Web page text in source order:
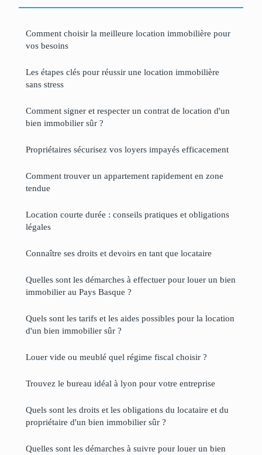
Comment choisir la meilleure location immobilière pour
vos besoins
Les étapes clés pour réussir une location immobilière
sans stress
Comment signer et respecter un contrat de location d'un
bien immobilier sûr ?
Propriétaires sécurisez vos loyers impayés efficacement
Comment trouver un appartement rapidement en zone
tendue
Location courte durée : conseils pratiques et obligations
légales
Connaître ses droits et devoirs en tant que locataire
Quelles sont les démarches à effectuer pour louer un bien
immobilier au Pays Basque ?
Quels sont les tarifs et les aides possibles pour la location
d'un bien immobilier sûr ?
Louer vide ou meublé quel régime fiscal choisir ?
Trouvez le bureau idéal à lyon pour votre entreprise
Quels sont les droits et les obligations du locataire et du
propriétaire d'un bien immobilier sûr ?
Quelles sont les démarches à suivre pour louer un bien